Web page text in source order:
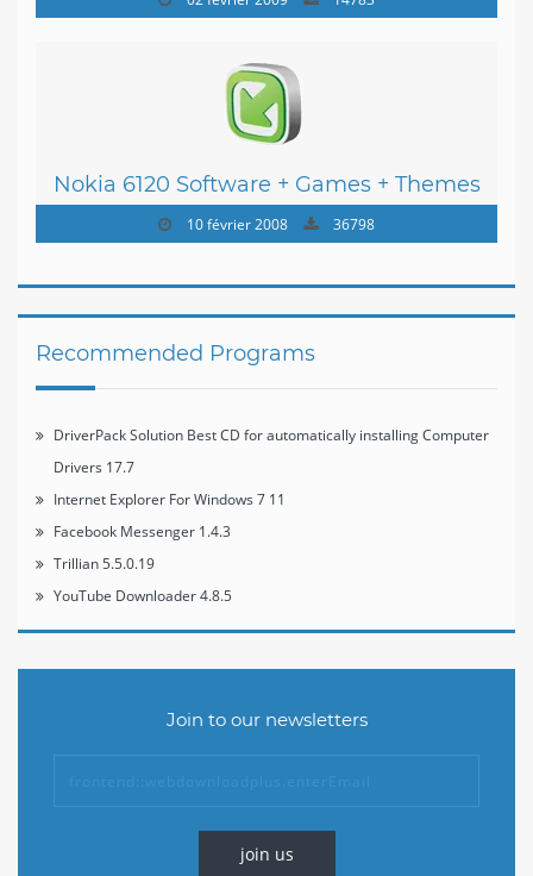
Nokia 6120 Software + Games + Themes
10 février 2008 36798
Recommended Programs
DriverPack Solution Best CD for automatically installing Computer
Drivers 17.7
Internet Explorer For Windows 7 11
Facebook Messenger 1.4.3
Trillian 5.5.0.19
YouTube Downloader 4.8.5
Join to our newsletters
join us